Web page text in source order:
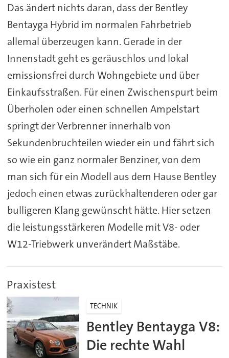
Das ändert nichts daran, dass der Bentley
Bentayga Hybrid im normalen Fahrbetrieb
allemal überzeugen kann. Gerade in der
Innenstadt geht es geräuschlos und lokal
emissionsfrei durch Wohngebiete und über
Einkaufsstraßen. Für einen Zwischenspurt beim
Überholen oder einen schnellen Ampelstart
springt der Verbrenner innerhalb von
Sekundenbruchteilen wieder ein und fährt sich
so wie ein ganz normaler Benziner, von dem
man sich für ein Modell aus dem Hause Bentley
jedoch einen etwas zurückhaltenderen oder gar
bulligeren Klang gewünscht hätte. Hier setzen
die leistungsstärkeren Modelle mit V8- oder
W12-Triebwerk unverändert Maßstäbe.
Praxistest
TECHNIK
Bentley Bentayga V8:
Die rechte Wahl